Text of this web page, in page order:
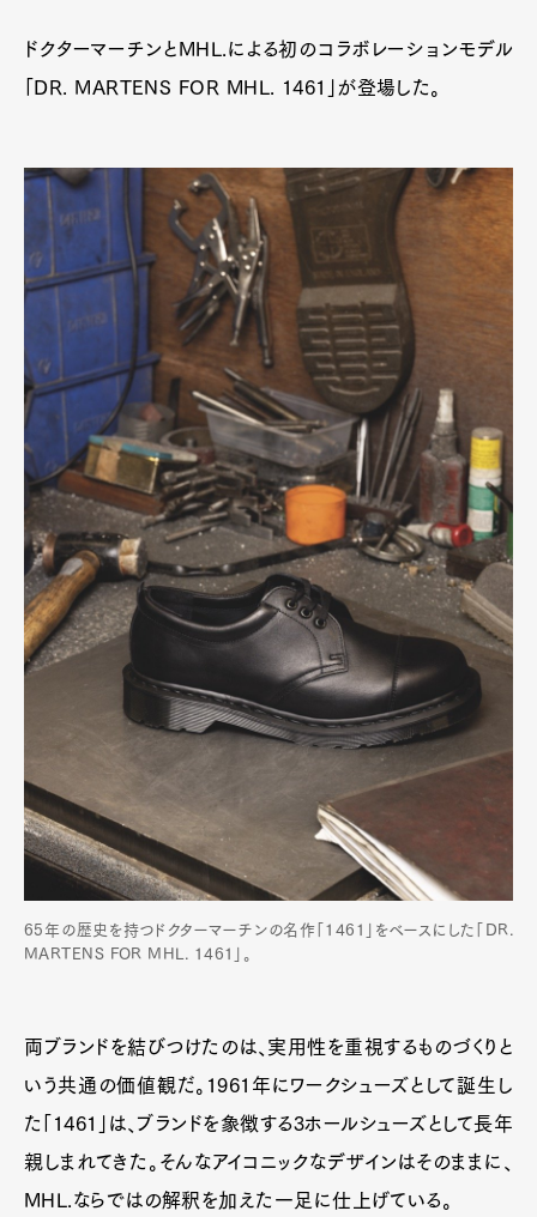
Pen Membership
Magazine
Pen Meet
Pen international Pen tw
ドクターマーチンとMHL.による初のコラボレーションモデル
「DR. MARTENS FOR MHL. 1461」が登場した。
65年の歴史を持つドクターマーチンの名作「1461」をベースにした「DR.
MARTENS FOR MHL. 1461」。
両ブランドを結びつけたのは、実用性を重視するものづくりと
いう共通の価値観だ。1961年にワークシューズとして誕生し
た「1461」は、ブランドを象徴する3ホールシューズとして長年
親しまれてきた。そんなアイコニックなデザインはそのままに、
MHL.ならではの解釈を加えた一足に仕上げている。